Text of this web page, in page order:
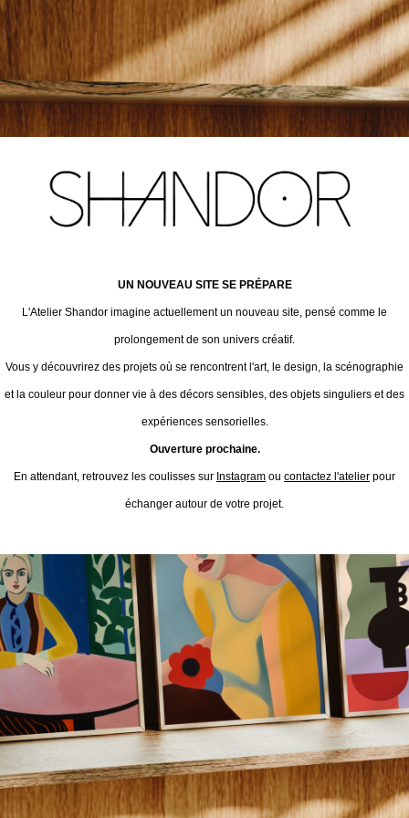
UN NOUVEAU SITE SE PRÉPARE
L'Atelier Shandor imagine actuellement un nouveau site, pensé comme le
prolongement de son univers créatif.
Vous y découvrirez des projets où se rencontrent l'art, le design, la scénographie
et la couleur pour donner vie à des décors sensibles, des objets singuliers et des
expériences sensorielles.
Ouverture prochaine.
En attendant, retrouvez les coulisses sur Instagram ou contactez l'atelier pour
échanger autour de votre projet.